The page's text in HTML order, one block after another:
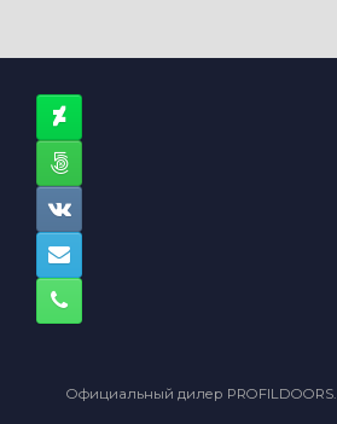
Официальный дилер PROFILDOORS.